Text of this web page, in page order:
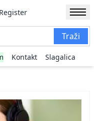
Register
Traži
Kontakt
Slagalica